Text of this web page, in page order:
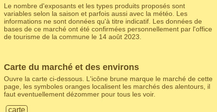
Le nombre d'exposants et les types produits proposés sont
variables selon la saison et parfois aussi avec la météo. Les
informations ne sont données qu'à titre indicatif. Les données de
bases de ce marché ont été confirmées personnellement par l'office
de tourisme de la commune le 14 août 2023.
Carte du marché et des environs
Ouvre la carte ci-dessous. L'icône brune marque le marché de cette
page, les symboles oranges localisent les marchés des alentours, il
faut eventuellement dézommer pour tous les voir.
carte